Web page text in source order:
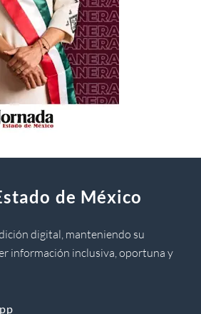
de México
digital, manteniendo su
información inclusiva, oportuna y